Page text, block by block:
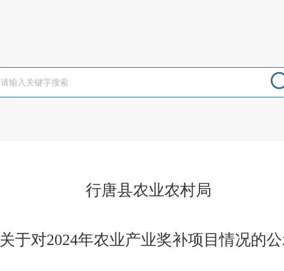
行唐县农业农村局
关于对2024年农业产业奖补项目情况的